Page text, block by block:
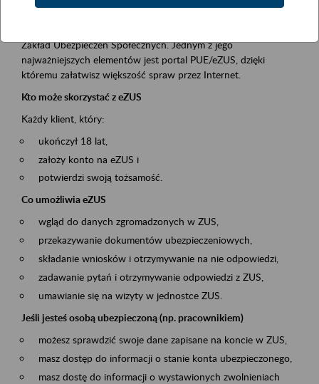
Platforma Usług Elektronicznych ZUS eZUS
Zakład Ubezpieczeń Społecznych. Jednym z jego
najważniejszych elementów jest portal PUE/eZUS, dzięki
któremu załatwisz większość spraw przez Internet.
Kto może skorzystać z eZUS
Każdy klient, który:
ukończył 18 lat,
założy konto na eZUS i
potwierdzi swoją tożsamość.
Co umożliwia eZUS
wgląd do danych zgromadzonych w ZUS,
przekazywanie dokumentów ubezpieczeniowych,
składanie wniosków i otrzymywanie na nie odpowiedzi,
zadawanie pytań i otrzymywanie odpowiedzi z ZUS,
umawianie się na wizyty w jednostce ZUS.
Jeśli jesteś osobą ubezpieczoną (np. pracownikiem)
możesz sprawdzić swoje dane zapisane na koncie w ZUS,
masz dostęp do informacji o stanie konta ubezpieczonego,
masz dostę do informacji o wystawionych zwolnieniach